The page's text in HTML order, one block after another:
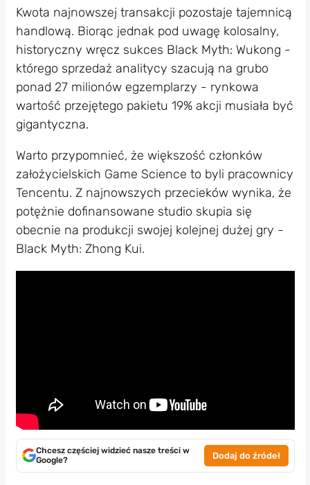
Kwota najnowszej transakcji pozostaje tajemnicą
handlową. Biorąc jednak pod uwagę kolosalny,
historyczny wręcz sukces Black Myth: Wukong -
którego sprzedaż analitycy szacują na grubo
ponad 27 milionów egzemplarzy - rynkowa
wartość przejętego pakietu 19% akcji musiała być
gigantyczna.
Warto przypomnieć, że większość członków
założycielskich Game Science to byli pracownicy
Tencentu. Z najnowszych przecieków wynika, że
potężnie dofinansowane studio skupia się
obecnie na produkcji swojej kolejnej dużej gry -
Black Myth: Zhong Kui.
Chcesz częściej widzieć nasze treści w
Google?
Dodaj do źródeł